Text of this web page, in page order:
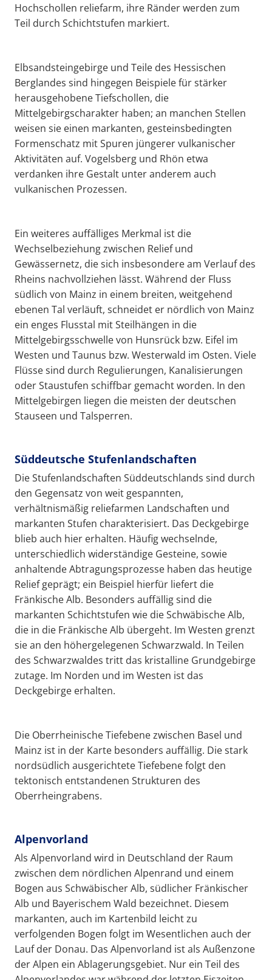
Hochschollen reliefarm, ihre Ränder werden zum
Teil durch Schichtstufen markiert.
Elbsandsteingebirge und Teile des Hessischen
Berglandes sind hingegen Beispiele für stärker
herausgehobene Tiefschollen, die
Mittelgebirgscharakter haben; an manchen Stellen
weisen sie einen markanten, gesteinsbedingten
Formenschatz mit Spuren jüngerer vulkanischer
Aktivitäten auf. Vogelsberg und Rhön etwa
verdanken ihre Gestalt unter anderem auch
vulkanischen Prozessen.
Ein weiteres auffälliges Merkmal ist die
Wechselbeziehung zwischen Relief und
Gewässernetz, die sich insbesondere am Verlauf des
Rheins nachvollziehen lässt. Während der Fluss
südlich von Mainz in einem breiten, weitgehend
ebenen Tal verläuft, schneidet er nördlich von Mainz
ein enges Flusstal mit Steilhängen in die
Mittelgebirgsschwelle von Hunsrück bzw. Eifel im
Westen und Taunus bzw. Westerwald im Osten. Viele
Flüsse sind durch Regulierungen, Kanalisierungen
oder Staustufen schiffbar gemacht worden. In den
Mittelgebirgen liegen die meisten der deutschen
Stauseen und Talsperren.
Süddeutsche Stufenlandschaften
Die Stufenlandschaften Süddeutschlands sind durch
den Gegensatz von weit gespannten,
verhältnismäßig reliefarmen Landschaften und
markanten Stufen charakterisiert. Das Deckgebirge
blieb auch hier erhalten. Häufig wechselnde,
unterschiedlich widerständige Gesteine, sowie
anhaltende Abtragungsprozesse haben das heutige
Relief geprägt; ein Beispiel hierfür liefert die
Fränkische Alb. Besonders auffällig sind die
markanten Schichtstufen wie die Schwäbische Alb,
die in die Fränkische Alb übergeht. Im Westen grenzt
sie an den höhergelegenen Schwarzwald. In Teilen
des Schwarzwaldes tritt das kristalline Grundgebirge
zutage. Im Norden und im Westen ist das
Deckgebirge erhalten.
Die Oberrheinische Tiefebene zwischen Basel und
Mainz ist in der Karte besonders auffällig. Die stark
nordsüdlich ausgerichtete Tiefebene folgt den
tektonisch entstandenen Strukturen des
Oberrheingrabens.
Alpenvorland
Als Alpenvorland wird in Deutschland der Raum
zwischen dem nördlichen Alpenrand und einem
Bogen aus Schwäbischer Alb, südlicher Fränkischer
Alb und Bayerischem Wald bezeichnet. Diesem
markanten, auch im Kartenbild leicht zu
verfolgenden Bogen folgt im Wesentlichen auch der
Lauf der Donau. Das Alpenvorland ist als Außenzone
der Alpen ein Ablagerungsgebiet. Nur ein Teil des